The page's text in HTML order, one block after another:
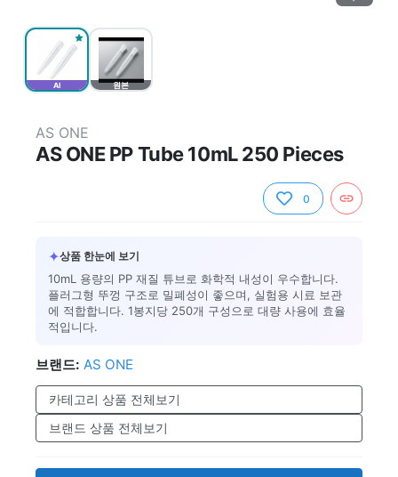
AI 원본
AS ONE
AS ONE PP Tube 10mL 250 Pieces
0
✦상품 한눈에 보기
10mL 용량의 PP 재질 튜브로 화학적 내성이 우수합니다.
플러그형 뚜껑 구조로 밀폐성이 좋으며, 실험용 시료 보관
에 적합합니다. 1봉지당 250개 구성으로 대량 사용에 효율
적입니다.
브랜드: AS ONE
카테고리 상품 전체보기
브랜드 상품 전체보기